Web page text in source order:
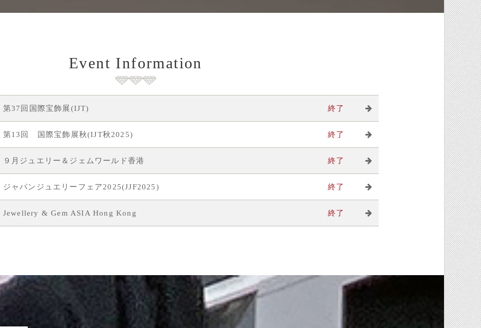
Event Information
第37回国際宝飾展(IJT) 終了
第13回 国際宝飾展秋(IJT秋2025) 終了
９月ジュエリー＆ジェムワールド香港 終了
ジャパンジュエリーフェア2025(JJF2025) 終了
Jewellery & Gem ASIA Hong Kong 終了